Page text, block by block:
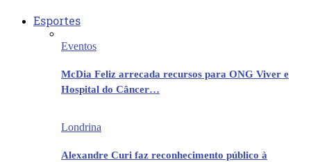
Esportes
Eventos
McDia Feliz arrecada recursos para ONG Viver e
Hospital do Câncer…
Londrina
Alexandre Curi faz reconhecimento público à